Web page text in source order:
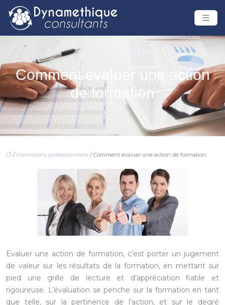
Comment évaluer une action
de formation
/ Formations professionnelle / Comment évaluer une action de formation
Evaluer une action de formation, c’est porter un jugement
de valeur sur les résultats de la formation, en mettant sur
pied une grille de lecture et d’appréciation fiable et
rigoureuse. L’évaluation se penche sur la formation en tant
que telle, sur la pertinence de l’action, et sur le degré